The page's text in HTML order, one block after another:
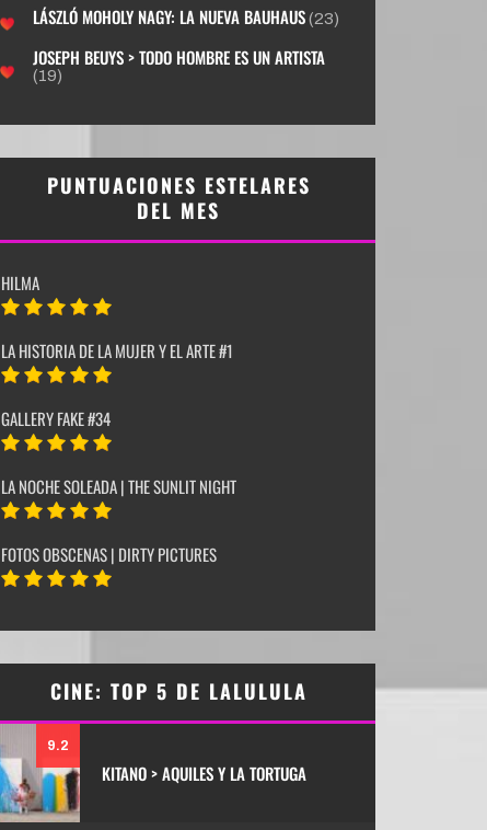
LÁSZLÓ MOHOLY NAGY: LA NUEVA BAUHAUS(23)
JOSEPH BEUYS > TODO HOMBRE ES UN ARTISTA
(19)
PUNTUACIONES ESTELARES
DEL MES
HILMA
LA HISTORIA DE LA MUJER Y EL ARTE #1
GALLERY FAKE #34
LA NOCHE SOLEADA | THE SUNLIT NIGHT
FOTOS OBSCENAS | DIRTY PICTURES
CINE: TOP 5 DE LALULULA
9.2
KITANO > AQUILES Y LA TORTUGA